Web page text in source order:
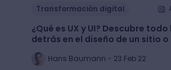
Transformación digital
¿Qué es UX y UI? Descubre
detrás en el diseño de un sitio
Hans Baumann - 23 Feb 22